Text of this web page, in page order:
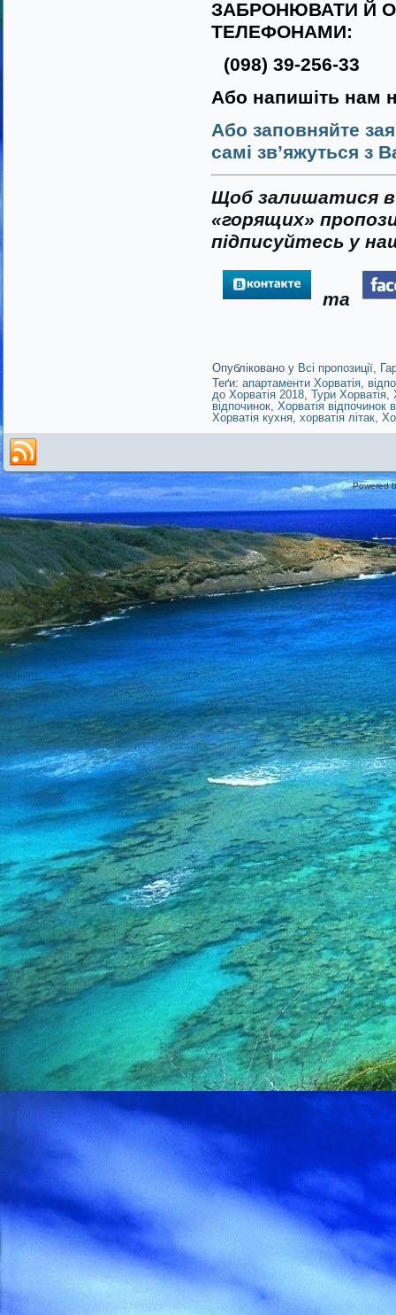
ЗАБРОНЮВАТИ Й
ТЕЛЕФОНАМИ:
(098) 39-256-33
Або напишіть нам
Або заповняйте
самі зв’яжуться з
Щоб залишатися в
«горящих»
підписуйтесь у
та
Опубліковано у Всі пропозиції
Теґи: апартаменти Хорватія
до Хорватія 2018 Тури Хорватія
відпочинок Хорватія відпочинок
Хорватія кухня, хорватія літак
Powered